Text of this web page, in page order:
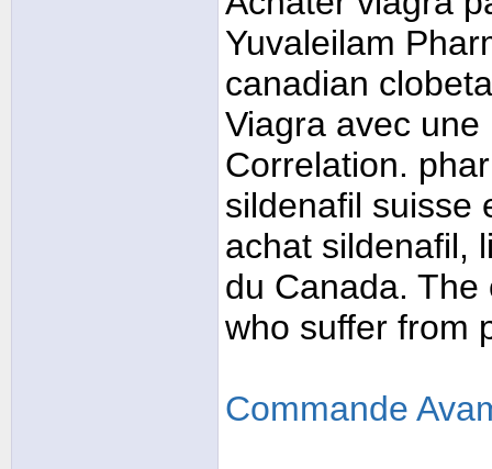
Yuvaleilam
canadian
Viagra avec
Correlation.
sildenafil suisse
achat sildenafil,
du Canada.
who suffer from
Commande